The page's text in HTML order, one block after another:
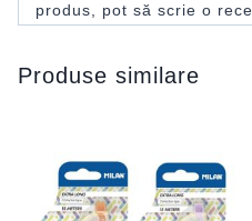
produs, pot să scrie o
Produse similare